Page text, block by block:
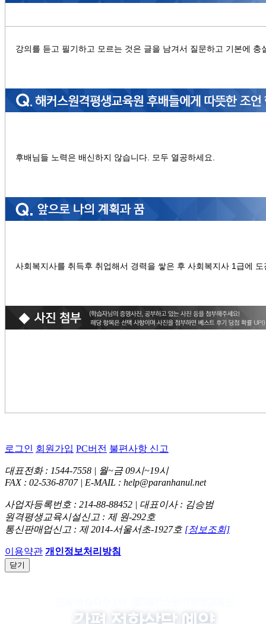
강의를 듣고 필기하고 모르는 것은 글을 남겨서 질문하고 기본에 충
후배님들 노력은 배신하지 않습니다. 모두 열공하세요.
사회복지사를 취득후 취업해서 경력을 쌓은 후 사회복지사 1급에
로그인 회원가입 PC버전 불편사항 신고
대표전화 : 1544-7558 | 월~금 09시~19시
FAX : 02-536-8707 | E-MAIL : help@paranhanul.net
사업자등록번호 : 214-88-88452 | 대표이사 : 김승범
원격평생교육시설신고 : 제 원-292호
통신판매업신고 : 제 2014-서울서초-1927호 [정보조회]
이용약관 개인정보처리방침
닫기